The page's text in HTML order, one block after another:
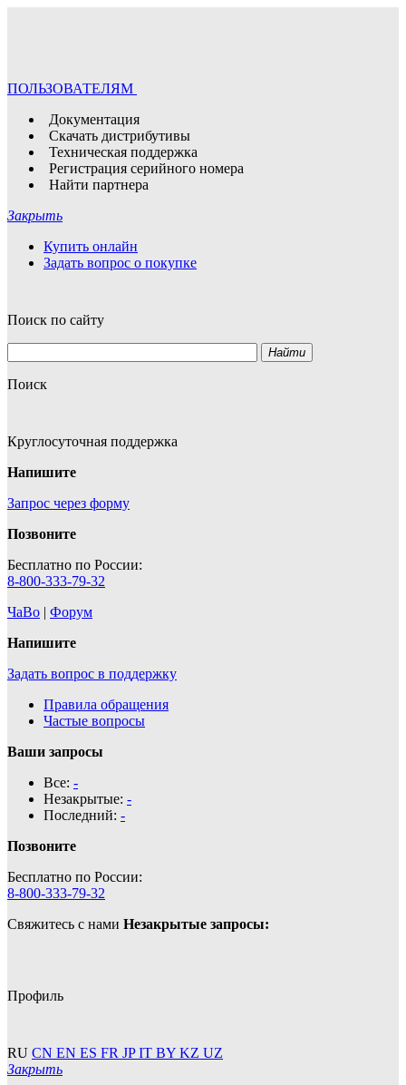
ПОЛЬЗОВАТЕЛЯМ
Документация
Скачать дистрибутивы
Техническая поддержка
Регистрация серийного номера
Найти партнера
Закрыть
Купить онлайн
Задать вопрос о покупке
Поиск по сайту
Найти
Поиск
Круглосуточная поддержка
Напишите
Запрос через форму
Позвоните
Бесплатно по России:
8-800-333-79-32
ЧаВо | Форум
Напишите
Задать вопрос в поддержку
Правила обращения
Частые вопросы
Ваши запросы
Все: -
Незакрытые: -
Последний: -
Позвоните
Бесплатно по России:
8-800-333-79-32
Свяжитесь с нами Незакрытые запросы:
Профиль
RU CN EN ES FR JPIT BY KZ UZ
Закрыть